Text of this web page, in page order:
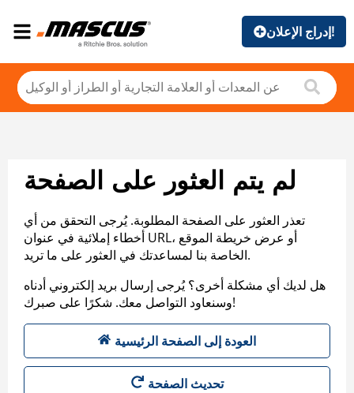
إدراج الإعلان!
لم يتم العثور على الصفحة
تعذر العثور على الصفحة المطلوبة. يُرجى التحقق من أي
أخطاء إملائية في عنوان URL، أو عرض خريطة الموقع
الخاصة بنا لمساعدتك في العثور على ما تريد.
هل لديك أي مشكلة أخرى؟ يُرجى إرسال بريد إلكتروني أدناه
وسنعاود التواصل معك. شكرًا على صبرك!
العودة إلى الصفحة الرئيسية
تحديث الصفحة